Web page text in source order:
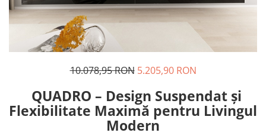
10.078,95 RON 5.205,90 RON
QUADRO – Design Suspendat și
Flexibilitate Maximă pentru Livingul
Modern